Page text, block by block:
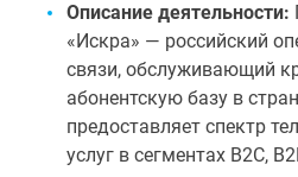
Описание деятельности:
«Искра» — российский
связи, обслуживающий
абонентскую базу в
предоставляет спектр
услуг в сегментах B2C,